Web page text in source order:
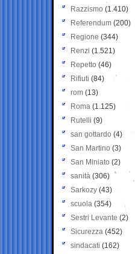
Razzismo (1.410)
Referendum (200)
Regione (344)
Renzi (1.521)
Repetto (46)
Rifiuti (84)
rom (13)
Roma (1.125)
Rutelli (9)
san gottardo (4)
San Martino (3)
San Miniato (2)
sanità (306)
Sarkozy (43)
scuola (354)
Sestri Levante (2)
Sicurezza (452)
sindacati (162)